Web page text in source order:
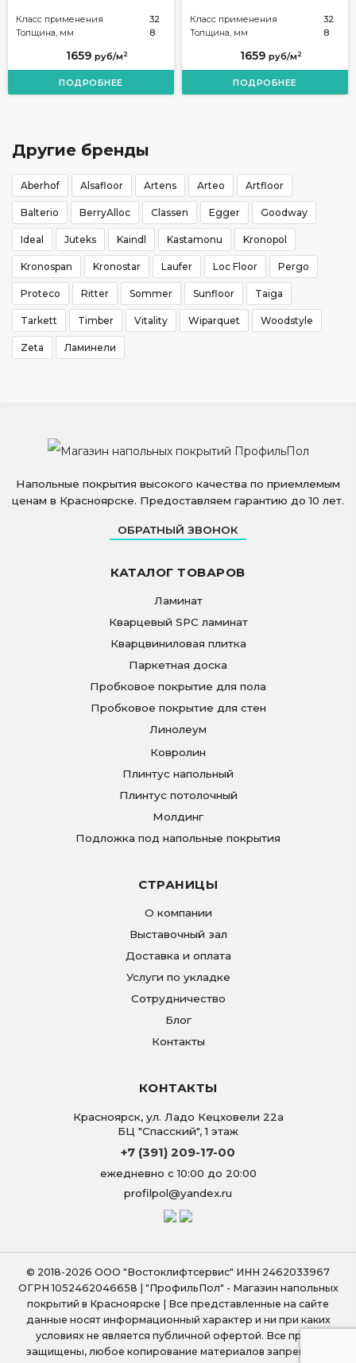
Класс применения
32
Толщина, мм
8
1659 руб/м 2
ПОДРОБНЕЕ
Класс применения
32
Толщина, мм
8
1659 руб/м 2
ПОДРОБНЕЕ
Другие бренды
Aberhof Alsafloor Artens Arteo Artfloor
Balterio BerryAlloc Classen Egger Goodway
Ideal Juteks Kaindl Kastamonu Kronopol
Kronospan Kronostar Laufer Loc Floor Pergo
Proteco Ritter Sommer Sunfloor Taiga
Tarkett Timber Vitality Wiparquet Woodstyle
Zeta Ламинели
Напольные покрытия высокого качества по приемлемым
ценам в Красноярске. Предоставляем гарантию до 10 лет.
ОБРАТНЫЙ ЗВОНОК
КАТАЛОГ ТОВАРОВ
Ламинат
Кварцевый SPC ламинат
Кварцвиниловая плитка
Паркетная доска
Пробковое покрытие для пола
Пробковое покрытие для стен
Линолеум
Ковролин
Плинтус напольный
Плинтус потолочный
Молдинг
Подложка под напольные покрытия
СТРАНИЦЫ
О компании
Выставочный зал
Доставка и оплата
Услуги по укладке
Сотрудничество
Блог
Контакты
КОНТАКТЫ
Красноярск, ул. Ладо Кецховели 22а
БЦ "Спасский", 1 этаж
+7 (391) 209-17-00
ежедневно с 10:00 до 20:00
profilpol@yandex.ru
© 2018-2026 ООО "Востоклифтсервис" ИНН 2462033967
ОГРН 1052462046658 | "ПрофильПол" - Магазин напольных
покрытий в Красноярске | Все представленные на сайте
данные носят информационный характер и ни при каких
условиях не является публичной офертой. Все права
защищены, любое копирование материалов запрещено.